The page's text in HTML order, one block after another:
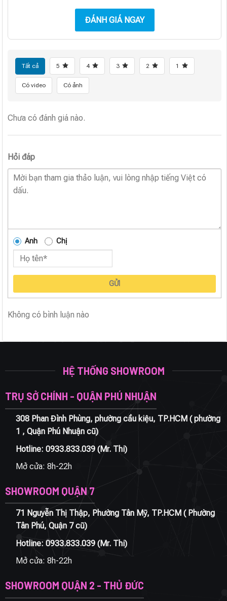
ĐÁNH GIÁ NGAY
Tất cả 5 4 3 2 1
Có video Có ảnh
Chưa có đánh giá nào.
Hỏi đáp
Anh Chị
GỬI
Không có bình luận nào
HỆ THỐNG SHOWROOM
TRỤ SỞ CHÍNH - QUẬN PHÚ NHUẬN
308 Phan Đình Phùng, phường cầu kiệu, TP.HCM ( phường
1 , Quận Phú Nhuận cũ)
Hotline: 0933.833.039(Mr. Thi)
Mở cửa: 8h-22h
SHOWROOM QUẬN 7
71 Nguyễn Thị Thập, Phường Tân Mỹ, TP.HCM ( Phường
Tân Phú, Quận 7 cũ)
Hotline: 0933.833.039(Mr. Thi)
Mở cửa: 8h-22h
SHOWROOM QUẬN 2 - THỦ ĐỨC